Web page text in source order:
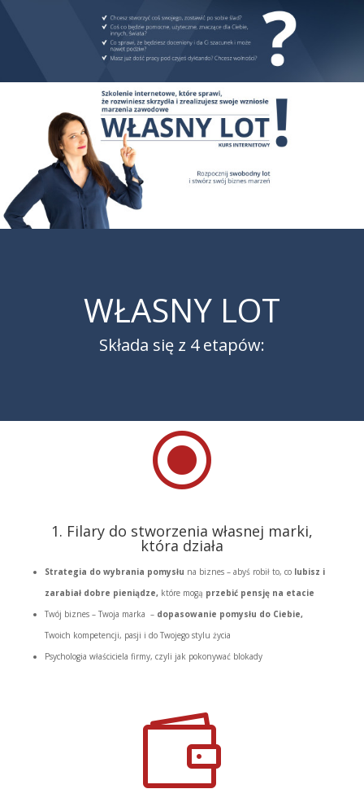
WŁASNY LOT
Składa się z 4 etapów:
\
1. Filary do stworzenia własnej marki,
która działa
Strategia do wybrania pomysłu na biznes – abyś robił to, co lubisz i
zarabiał dobre pieniądze, które mogą przebić pensję na etacie
Twój biznes – Twoja marka – dopasowanie pomysłu do Ciebie,
Twoich kompetencji, pasji i do Twojego stylu życia
Psychologia właściciela firmy, czyli jak pokonywać blokady
